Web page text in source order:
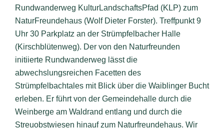
Rundwanderweg KulturLandschaftsPfad (KLP) zum
NaturFreundehaus (Wolf Dieter Forster). Treffpunkt9
Uhr 30 Parkplatz an der Strümpfelbacher Halle
(Kirschblütenweg). Der von den Naturfreunden
initiierte Rundwanderweg lässt die
abwechslungsreichen Facetten des
Strümpfelbachtales mit Blick über die Waiblinger Bucht
erleben. Er führt von der Gemeindehalle durch die
Weinberge am Waldrand entlang und durch die
Streuobstwiesen hinauf zum Naturfreundehaus. Wir